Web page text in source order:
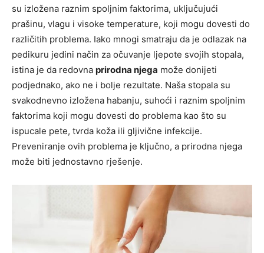
su izložena raznim spoljnim faktorima, uključujući
prašinu, vlagu i visoke temperature, koji mogu dovesti do
različitih problema. Iako mnogi smatraju da je odlazak na
pedikuru jedini način za očuvanje ljepote svojih stopala,
istina je da redovna prirodna njega može donijeti
podjednako, ako ne i bolje rezultate. Naša stopala su
svakodnevno izložena habanju, suhoći i raznim spoljnim
faktorima koji mogu dovesti do problema kao što su
ispucale pete, tvrda koža ili gljivične infekcije.
Preveniranje ovih problema je ključno, a prirodna njega
može biti jednostavno rješenje.